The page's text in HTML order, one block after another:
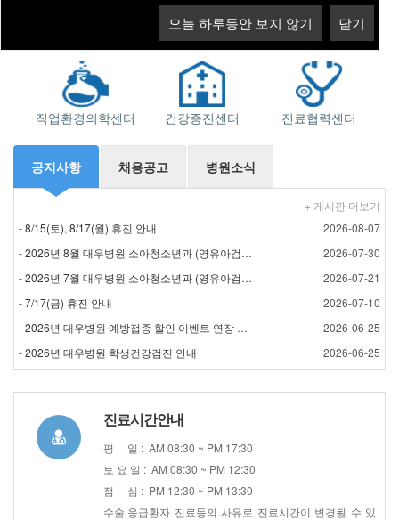
오늘 하루동안 보지 않기 닫기
오늘 하루동안 보지 않기 닫기
소화기센터 근로자건강센터
직업환경의학센터 건강증진센터 진료협력센터
공지사항 채용공고 병원소식
+ 게시판 더보기
- 8/15(토), 8/17(월) 휴진 안내
2026-08-07
- 2026년 8월 대우병원 소아청소년과 (영유아검진) 검…
2026-07-30
- 2026년 7월 대우병원 소아청소년과 (영유아검진) 검…
2026-07-21
- 7/17(금) 휴진 안내
2026-07-10
- 2026년 대우병원 예방접종 할인 이벤트 연장 안내
2026-06-25
- 2026년 대우병원 학생건강검진 안내
2026-06-25
진료시간안내
평 일 : AM 08:30 ~ PM 17:30
토 요 일 : AM 08:30 ~ PM 12:30
점 심 : PM 12:30 ~ PM 13:30
수술.응급환자 진료등의 사유로 진료시간이 변경될 수 있